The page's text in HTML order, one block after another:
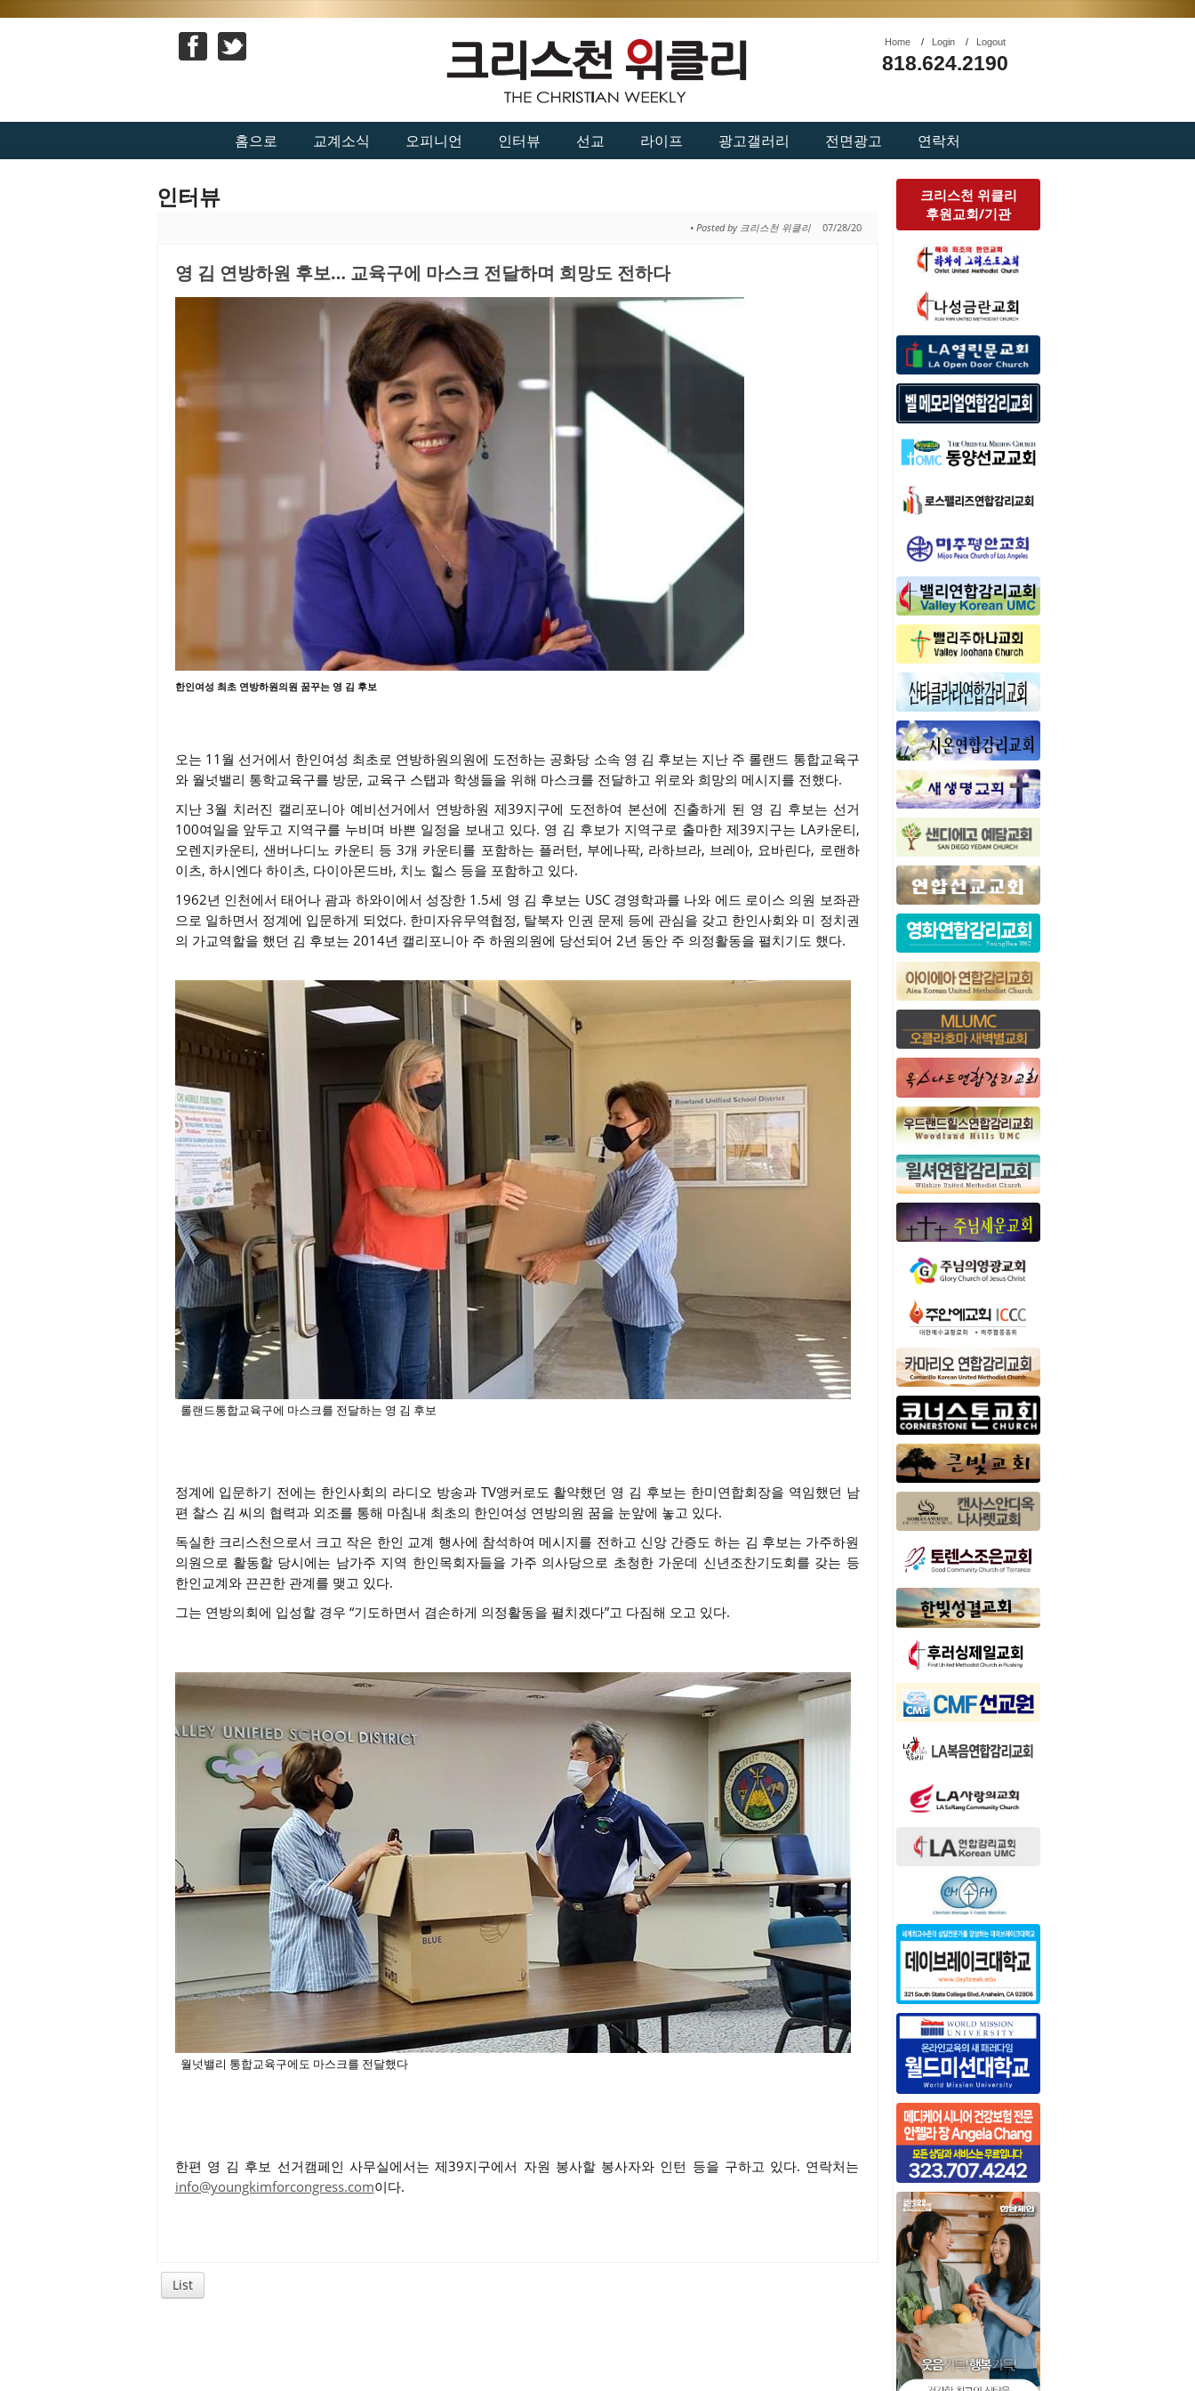
Home/ Login/ Logout
818.624.2190
홈으로 교계소식 오피니언 인터뷰 선교 라이프 광고갤러리 전면광고 연락처
인터뷰
• Posted by 크리스천 위클리 07/28/20
영 김 연방하원 후보… 교육구에 마스크 전달하며 희망도 전하다
한인여성 최초 연방하원의원 꿈꾸는 영 김 후보
오는 11월 선거에서 한인여성 최초로 연방하원의원에 도전하는 공화당 소속 영 김 후보는 지난 주 롤랜드 통합교육구
와 월넛밸리 통학교육구를 방문, 교육구 스탭과 학생들을 위해 마스크를 전달하고 위로와 희망의 메시지를 전했다.
지난 3월 치러진 캘리포니아 예비선거에서 연방하원 제39지구에 도전하여 본선에 진출하게 된 영 김 후보는 선거
100여일을 앞두고 지역구를 누비며 바쁜 일정을 보내고 있다. 영 김 후보가 지역구로 출마한 제39지구는 LA카운티,
오렌지카운티, 샌버나디노 카운티 등 3개 카운티를 포함하는 플러턴, 부에나팍, 라하브라, 브레아, 요바린다, 로랜하
이츠, 하시엔다 하이츠, 다이아몬드바, 치노 힐스 등을 포함하고 있다.
1962년 인천에서 태어나 괌과 하와이에서 성장한 1.5세 영 김 후보는 USC 경영학과를 나와 에드 로이스 의원 보좌관
으로 일하면서 정계에 입문하게 되었다. 한미자유무역협정, 탈북자 인권 문제 등에 관심을 갖고 한인사회와 미 정치권
의 가교역할을 했던 김 후보는 2014년 캘리포니아 주 하원의원에 당선되어 2년 동안 주 의정활동을 펼치기도 했다.
롤랜드통합교육구에 마스크를 전달하는 영 김 후보
정계에 입문하기 전에는 한인사회의 라디오 방송과 TV앵커로도 활약했던 영 김 후보는 한미연합회장을 역임했던 남
편 찰스 김 씨의 협력과 외조를 통해 마침내 최초의 한인여성 연방의원 꿈을 눈앞에 놓고 있다.
독실한 크리스천으로서 크고 작은 한인 교계 행사에 참석하여 메시지를 전하고 신앙 간증도 하는 김 후보는 가주하원
의원으로 활동할 당시에는 남가주 지역 한인목회자들을 가주 의사당으로 초청한 가운데 신년조찬기도회를 갖는 등
한인교계와 끈끈한 관계를 맺고 있다.
그는 연방의회에 입성할 경우 “기도하면서 겸손하게 의정활동을 펼치겠다”고 다짐해 오고 있다.
월넛밸리 통합교육구에도 마스크를 전달했다
한편 영 김 후보 선거캠페인 사무실에서는 제39지구에서 자원 봉사할 봉사자와 인턴 등을 구하고 있다. 연락처는
info@youngkimforcongress.com이다.
List
크리스천 위클리
후원교회/기관